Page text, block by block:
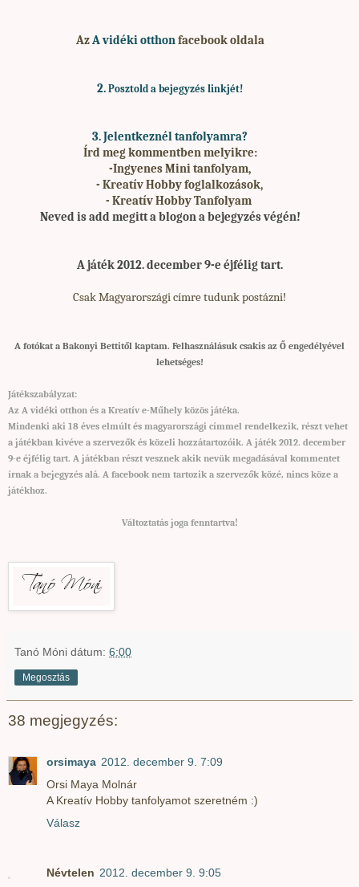
AzA vidéki otthonfacebook oldala
2. Posztold a bejegyzés linkjét!
3. Jelentkeznél tanfolyamra?
Írd meg kommentben melyikre:
-Ingyenes Mini tanfolyam,
- Kreatív Hobby foglalkozások,
- Kreatív Hobby Tanfolyam
Neved is add megitt a blogon a bejegyzés végén!
A játék 2012. december 9-e éjfélig tart.
Csak Magyarországi címre tudunk postázni!
A fotókat a Bakonyi Bettitől kaptam. Felhasználásuk csakis az Ő engedélyével
lehetséges!
Játékszabályzat:
Az A vidéki otthon és a Kreatív e-Műhely közös játéka.
Mindenki aki 18 éves elmúlt és magyarországi címmel rendelkezik, részt vehet
a játékban kivéve a szervezők és közeli hozzátartozóik. A játék 2012. december
9-e éjfélig tart. A játékban részt vesznek akik nevük megadásával kommentet
írnak a bejegyzés alá. A facebook nem tartozik a szervezők közé, nincs köze a
játékhoz.
Változtatás joga fenntartva!
Tanó Móni dátum: 6:00
Megosztás
38 megjegyzés:
orsimaya 2012. december 9. 7:09
Orsi Maya Molnár
A Kreatív Hobby tanfolyamot szeretném :)
Válasz
Névtelen 2012. december 9. 9:05